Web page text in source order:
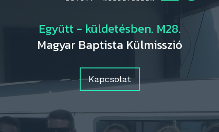
Együtt - küldetésben. M28.
Magyar Baptista Külmisszió
Kapcsolat